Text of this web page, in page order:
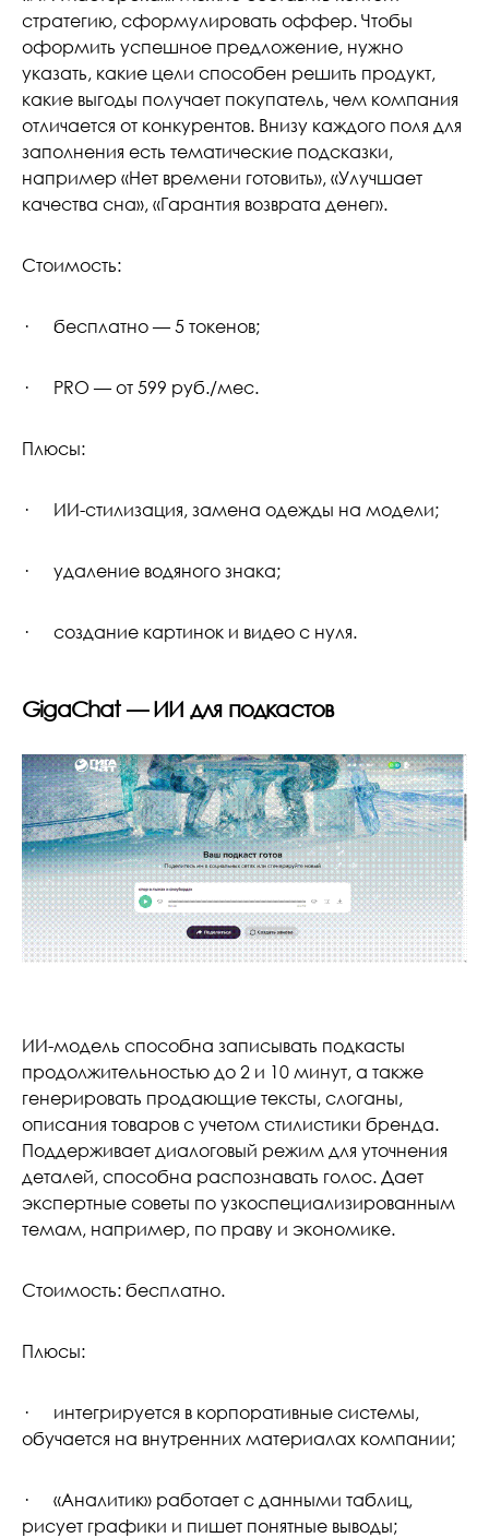
стратегию, сформулировать оффер. Чтобы
оформить успешное предложение, нужно
указать, какие цели способен решить продукт,
какие выгоды получает покупатель, чем компания
отличается от конкурентов. Внизу каждого поля для
заполнения есть тематические подсказки,
например «Нет времени готовить», «Улучшает
качества сна», «Гарантия возврата денег».
Стоимость:
· бесплатно — 5 токенов;
· PRO — от 599 руб./мес.
Плюсы:
· ИИ-стилизация, замена одежды на модели;
· удаление водяного знака;
· создание картинок и видео с нуля.
GigaChat — ИИ для подкастов
ИИ-модель способна записывать подкасты
продолжительностью до 2 и 10 минут, а также
генерировать продающие тексты, слоганы,
описания товаров с учетом стилистики бренда.
Поддерживает диалоговый режим для уточнения
деталей, способна распознавать голос. Дает
экспертные советы по узкоспециализированным
темам, например, по праву и экономике.
Стоимость: бесплатно.
Плюсы:
· интегрируется в корпоративные системы,
обучается на внутренних материалах компании;
· «Аналитик» работает с данными таблиц,
рисует графики и пишет понятные выводы;